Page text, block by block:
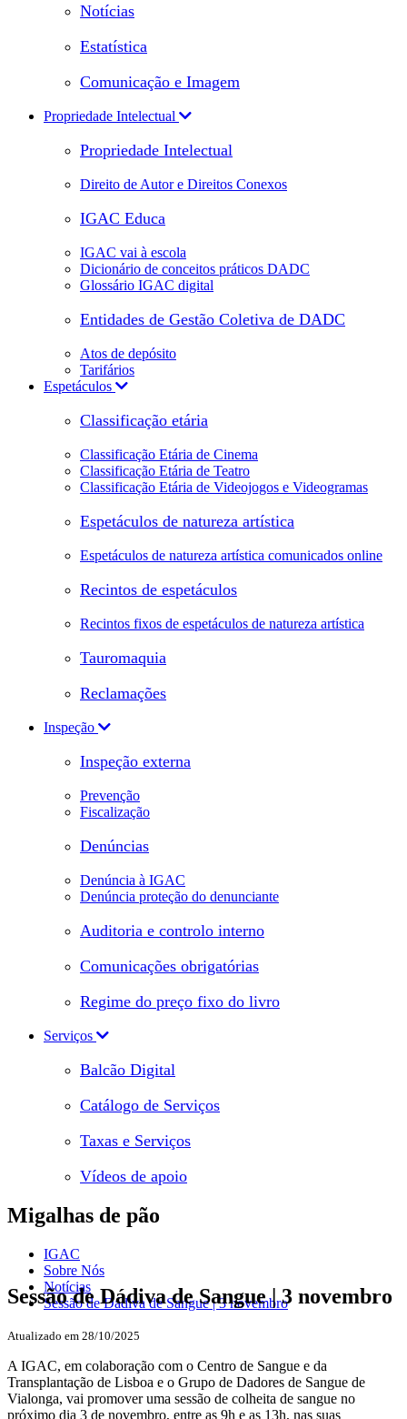
Notícias
Estatística
Comunicação e Imagem
Propriedade Intelectual
Propriedade Intelectual
Direito de Autor e Direitos Conexos
IGAC Educa
IGAC vai à escola
Dicionário de conceitos práticos DADC
Glossário IGAC digital
Entidades de Gestão Coletiva de DADC
Atos de depósito
Tarifários
Espetáculos
Classificação etária
Classificação Etária de Cinema
Classificação Etária de Teatro
Classificação Etária de Videojogos e Videogramas
Espetáculos de natureza artística
Espetáculos de natureza artística comunicados online
Recintos de espetáculos
Recintos fixos de espetáculos de natureza artística
Tauromaquia
Reclamações
Inspeção
Inspeção externa
Prevenção
Fiscalização
Denúncias
Denúncia à IGAC
Denúncia proteção do denunciante
Auditoria e controlo interno
Comunicações obrigatórias
Regime do preço fixo do livro
Serviços
Balcão Digital
Catálogo de Serviços
Taxas e Serviços
Vídeos de apoio
Migalhas de pão
IGAC
Sobre Nós
Notícias
Sessão de Dádiva de Sangue | 3 novembro
Sessão de Dádiva de Sangue | 3 novembro
Atualizado em 28/10/2025
A IGAC, em colaboração com o Centro de Sangue e da
Transplantação de Lisboa e o Grupo de Dadores de Sangue de
Vialonga, vai promover uma sessão de colheita de sangue no
próximo dia 3 de novembro, entre as 9h e as 13h, nas suas